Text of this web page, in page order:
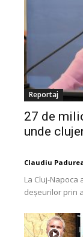
Reportaj
27 de
unde
Claudiu
La Cluj-
deșeurilor prin